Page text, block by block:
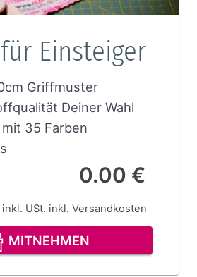
Einsteiger
Griffmuster
Deiner Wahl
35 Farben
0.00 €
USt. inkl. Versandkosten
MITNEHMEN